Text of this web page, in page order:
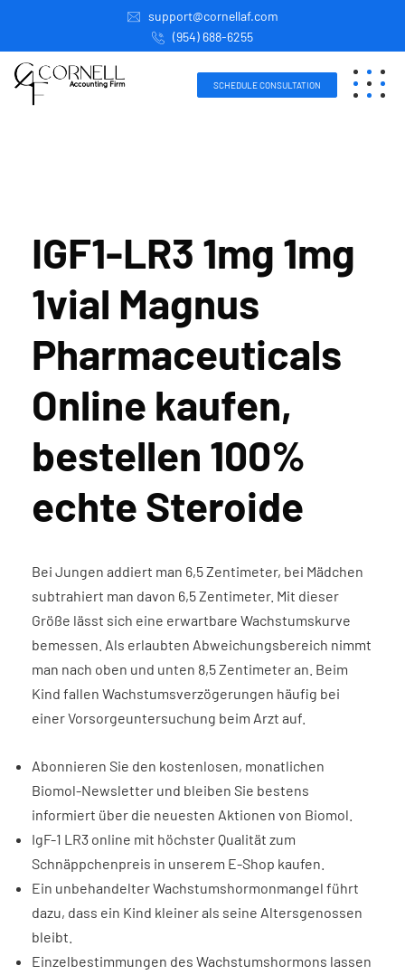
support@cornellaf.com
(954) 688-6255
SCHEDULE CONSULTATION
IGF1-LR3 1mg 1mg
1vial Magnus
Pharmaceuticals
Online kaufen,
bestellen 100%
echte Steroide
Bei Jungen addiert man 6,5 Zentimeter, bei Mädchen
subtrahiert man davon 6,5 Zentimeter. Mit dieser
Größe lässt sich eine erwartbare Wachstumskurve
bemessen. Als erlaubten Abweichungsbereich nimmt
man nach oben und unten 8,5 Zentimeter an. Beim
Kind fallen Wachstumsverzögerungen häufig bei
einer Vorsorgeuntersuchung beim Arzt auf.
Abonnieren Sie den kostenlosen, monatlichen
Biomol-Newsletter und bleiben Sie bestens
informiert über die neuesten Aktionen von Biomol.
IgF-1 LR3 online mit höchster Qualität zum
Schnäppchenpreis in unserem E-Shop kaufen.
Ein unbehandelter Wachstumshormonmangel führt
dazu, dass ein Kind kleiner als seine Altersgenossen
bleibt.
Einzelbestimmungen des Wachstumshormons lassen